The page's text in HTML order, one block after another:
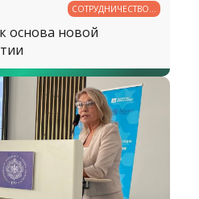
СОТРУДНИЧЕСТВО В
ОБРАЗОВАНИИ
основа новой